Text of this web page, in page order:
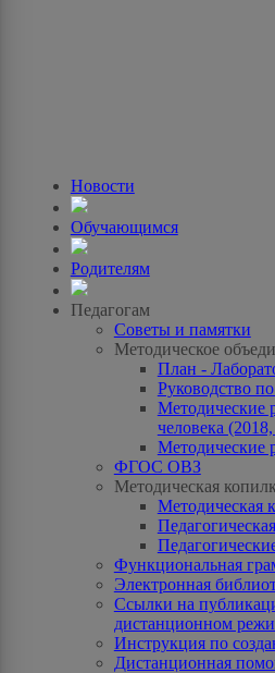
Новости
Обучающимся
Родителям
Педагогам
Советы и памятки
Методическое
План -
Руководство
Методические
человека
Методические
ФГОС ОВЗ
Методическая
Методическая
Функциональная
Электронная
Ссылки на
дистанционном
Инструкция по
Дистанционная